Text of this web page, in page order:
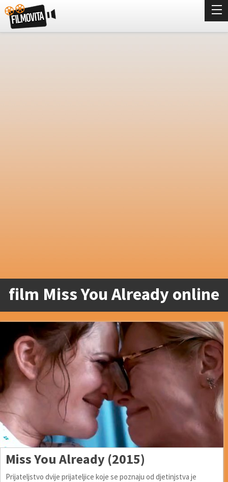
film Miss You Already online
Miss You Already (2015)
Prijateljstvo dvije prijateljice koje se poznaju od djetinjstva je